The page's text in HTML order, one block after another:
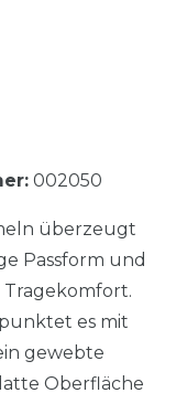
002050
überzeugt
Passform und
es mit
gewebte
Oberfläche